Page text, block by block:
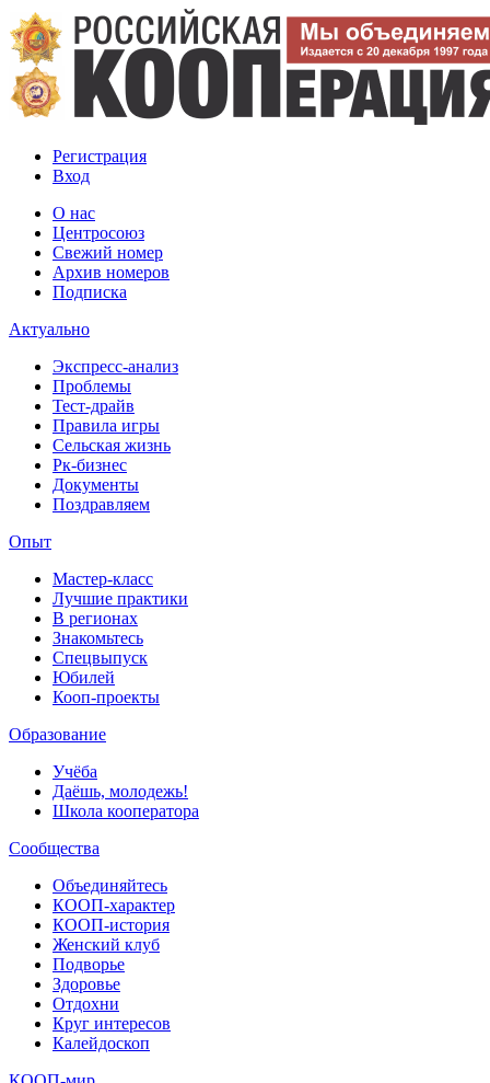
Регистрация
Вход
О нас
Центросоюз
Свежий номер
Архив номеров
Подписка
Актуально
Экспресс-анализ
Проблемы
Тест-драйв
Правила игры
Сельская жизнь
Рк-бизнес
Документы
Поздравляем
Опыт
Мастер-класс
Лучшие практики
В регионах
Знакомьтесь
Спецвыпуск
Юбилей
Кооп-проекты
Образование
Учёба
Даёшь, молодежь!
Школа кооператора
Сообщества
Объединяйтесь
КООП-характер
КООП-история
Женский клуб
Подворье
Здоровье
Отдохни
Круг интересов
Калейдоскоп